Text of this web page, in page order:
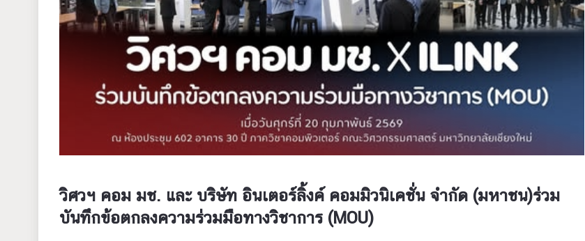
วิศวฯ คอม มช. และ บริษัท อินเตอร์ลิ้งค์ คอมมิวนิเคชั่น จำกัด (มหาชน)ร่วม
บันทึกข้อตกลงความร่วมมือทางวิชาการ (MOU)